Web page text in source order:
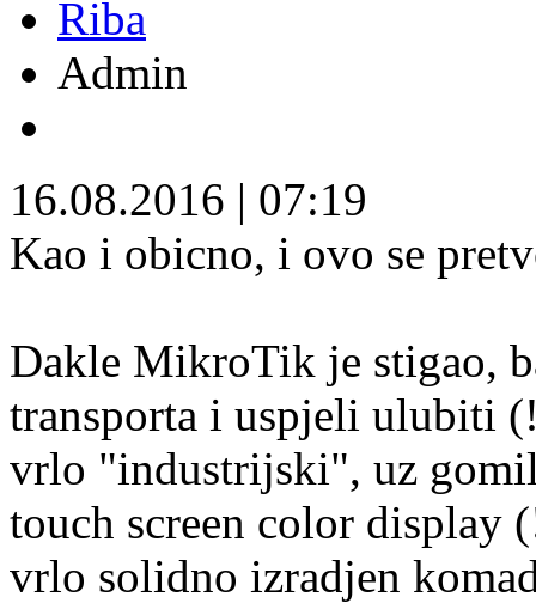
Riba
Admin
16.08.2016 | 07:19
Kao i obicno, i ovo se
Dakle MikroTik je stigao,
transporta i uspjeli ulubiti
vrlo "industrijski", uz
touch screen color display
vrlo solidno izradjen